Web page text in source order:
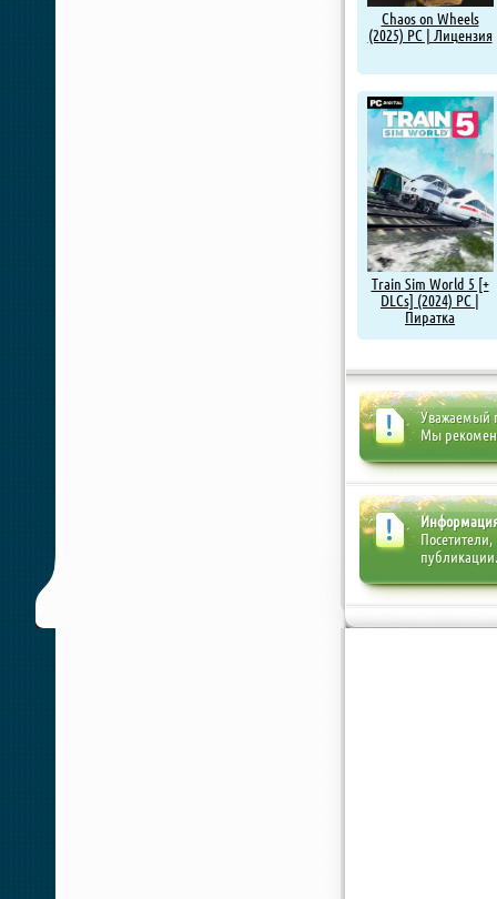
Chaos on Wheels
(2025) PC | Лицензия
Train Sim World 5 [+
DLCs] (2024) PC |
Пиратка
Уважаемый
Мы
публикации.